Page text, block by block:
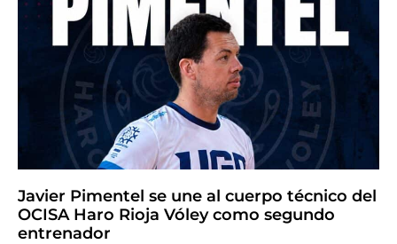
Javier Pimentel se une al cuerpo técnico del
OCISA Haro Rioja Vóley como segundo
entrenador